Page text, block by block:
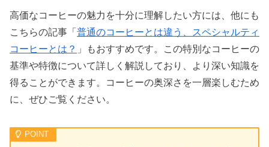
高価なコーヒーの魅力を十分に理解したい方には、他にも
こちらの記事「 普通のコーヒーとは違う、スペシャルティ
コーヒーとは？ 」もおすすめです。この特別なコーヒーの
基準や特徴について詳しく解説しており、より深い知識を
得ることができます。コーヒーの奥深さを一層楽しむため
に、ぜひご覧ください。